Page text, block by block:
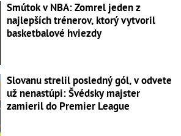
Smútok v NBA: Zomrel jeden z
najlepších trénerov, ktorý vytvoril
basketbalové hviezdy
Slovanu strelil posledný gól, v odvete
už nenastúpi: Švédsky majster
zamieril do Premier League